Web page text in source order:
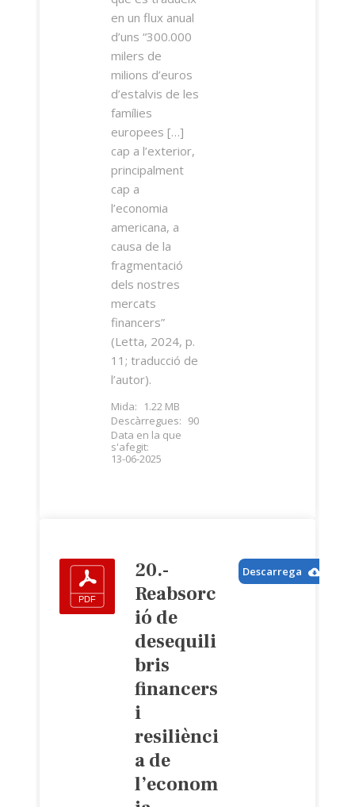
en un flux anual
d’uns “300.000
milers de
milions d’euros
d’estalvis de les
famílies
europees […]
cap a l’exterior,
principalment
cap a
l’economia
americana, a
causa de la
fragmentació
dels nostres
mercats
financers”
(Letta, 2024, p.
11; traducció de
l’autor).
Mida:
1.22 MB
Descàrregues: 90
Data en la que
s'afegit:
13-06-2025
20.-
Reabsorc
ió de
desequili
bris
financers
i
resiliènci
a de
l’econom
Descarrega